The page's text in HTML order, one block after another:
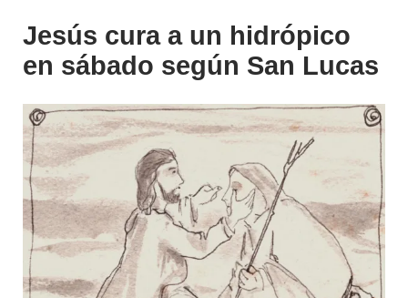
Jesús cura a un hidrópico
en sábado según San Lucas